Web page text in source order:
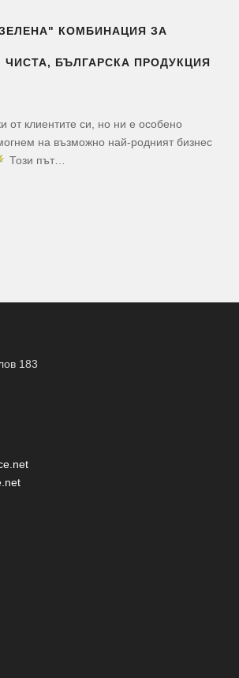
КОМБИНАЦИЯ ЗА
ЧИСТА, БЪЛГАРСКА ПРОДУКЦИЯ
от клиентите си, но ни е особено
на възможно най-родният бизнес
Този път…
183